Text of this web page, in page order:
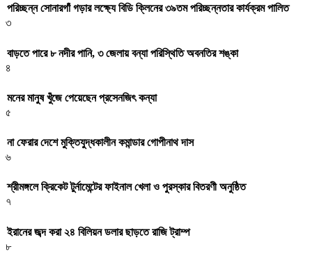
পরিচ্ছন্ন সোনারগাঁ গড়ার লক্ষ্যে বিডি ক্লিনের ৩৯তম পরিচ্ছন্নতার কার্যক্রম পালিত
৩
বাড়তে পারে ৮ নদীর পানি, ৩ জেলায় বন্যা পরিস্থিতি অবনতির শঙ্কা
৪
মনের মানুষ খুঁজে পেয়েছেন প্রসেনজিৎ কন্যা
৫
না ফেরার দেশে মুক্তিযুদ্ধকালীন কমান্ডার গোপীনাথ দাস
৬
শ্রীমঙ্গলে ক্রিকেট টুর্নামেন্টের ফাইনাল খেলা ও পুরস্কার বিতরণী অনুষ্ঠিত
৭
ইরানের জব্দ করা ২৪ বিলিয়ন ডলার ছাড়তে রাজি ট্রাম্প
৮